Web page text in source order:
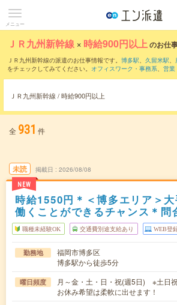
メニュー
ＪＲ九州新幹線 × 時給900円以上のお仕
ＪＲ九州新幹線の派遣のお仕事情報です。 博多駅、 久留米駅、
をチェックしてみてください。 オフィスワーク・事務系、 営業
ＪＲ九州新幹線 / 時給900円以上
全 931 件
未読
NEW
掲載日 2026/08/08
時給1550円＊＜博多エリア＞
働くことができるチャンス＊問
職種未経験OK 交通費別途支給あり WEB登
勤務地
福岡市博多区
博多駅から徒歩5分
曜日頻度
月～金・土・日・祝(週5日) ※土日
お休み希望は柔軟に出せます！